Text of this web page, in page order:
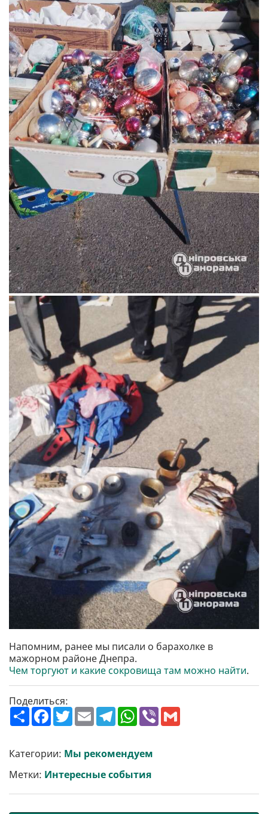
Напомним, ранее мы писали о барахолке в
мажорном районе Днепра.
Чем торгуют и какие сокровища там можно найти.
Поделиться:
П
о
р
и
и
F
a
b
o
o
k
T
w
t
e
E
m
l
T
e
g
r
a
m
W
h
s
A
p
V
Категории: Мы рекомендуем
Метки: Интересные события